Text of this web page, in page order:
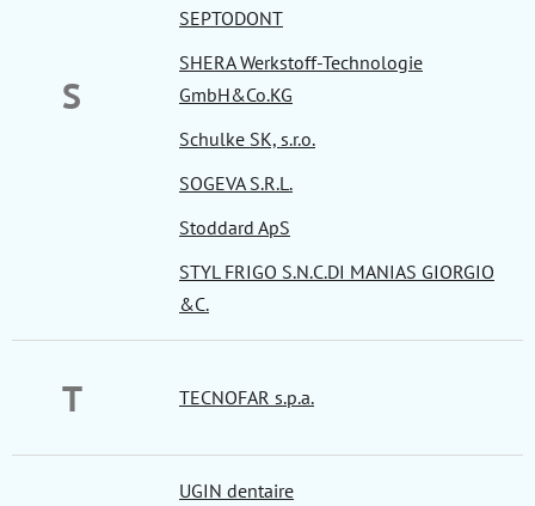
S
SEPTODONT
SHERA Werkstoff-Technologie
GmbH&Co.KG
Schulke SK, s.r.o.
SOGEVA S.R.L.
Stoddard ApS
STYL FRIGO S.N.C.DI MANIAS GIORGIO
&C.
T TECNOFAR s.p.a.
UGIN dentaire